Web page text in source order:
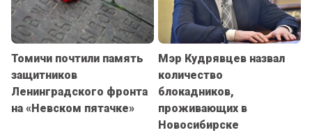
Томичи почтили память
защитников
Ленинградского фронта
на «Невском пятачке»
Мэр Кудрявцев назвал
количество
блокадников,
проживающих в
Новосибирске